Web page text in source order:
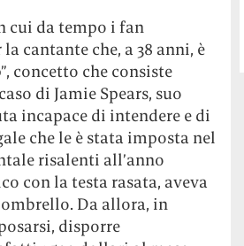
cui da tempo i fan
cantante che, a 38 anni, è
concetto che consiste
di Jamie Spears, suo
incapace di intendere e di
che le è stata imposta nel
risalenti all’anno
con la testa rasata, aveva
Da allora, in
disporre